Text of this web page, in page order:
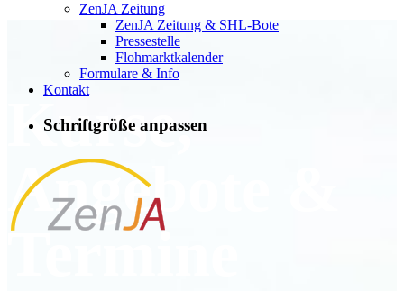
ZenJA Zeitung
ZenJA Zeitung & SHL-Bote
Pressestelle
Flohmarktkalender
Formulare & Info
Kontakt
Schriftgröße anpassen
Kurse,
Angebote &
Termine